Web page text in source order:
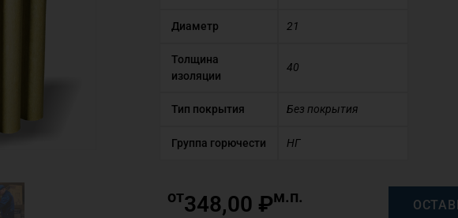
Диаметр 21
Толщина
изоляции
40
Тип покрытия Без покрытия
Группа горючести НГ
от348,00 ₽м.п.